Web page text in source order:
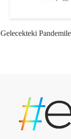
Gelecekteki